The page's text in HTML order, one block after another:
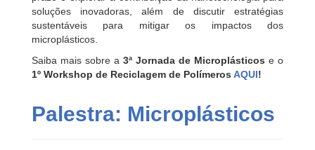
soluções inovadoras, além de discutir estratégias
sustentáveis para mitigar os impactos dos
microplásticos.
Saiba mais sobre a 3ª Jornada de Microplásticos e o
1º Workshop de Reciclagem de Polímeros AQUI!
Palestra: Microplásticos